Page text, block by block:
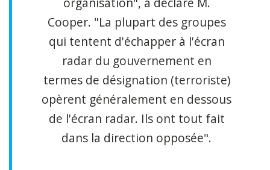
Cooper. "La plupart des groupes
qui tentent d'échapper à l'écran
radar du gouvernement en
termes de désignation (terroriste)
opèrent généralement en dessous
de l'écran radar. Ils ont tout fait
dans la direction opposée".